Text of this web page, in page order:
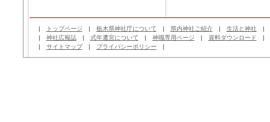
| トップページ | 栃木県神社庁について | 県内神社ご紹介| 生活と神社|
| 神社広報誌| 式年遷宮について | 神職専用ページ | 資料ダウンロード |
| サイトマップ| プライバシーポリシー |